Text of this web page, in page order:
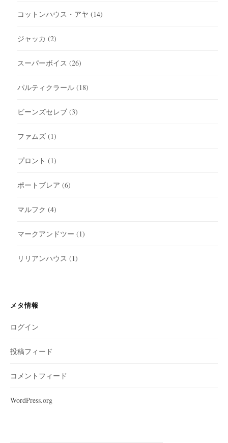
コットンハウス・アヤ (14)
ジャッカ (2)
スーパーボイス (26)
パルティクラール (18)
ビーンズセレブ (3)
ファムズ (1)
プロント (1)
ポートブレア (6)
マルフク (4)
マークアンドツー (1)
リリアンハウス (1)
メタ情報
ログイン
投稿フィード
コメントフィード
WordPress.org